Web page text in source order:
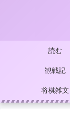
読む
観戦記
将棋雑文